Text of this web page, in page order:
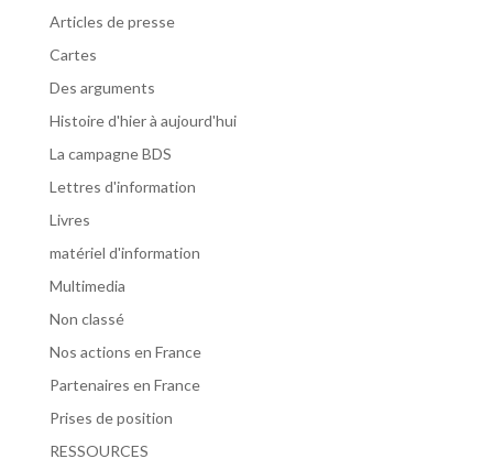
Articles de presse
Cartes
Des arguments
Histoire d'hier à aujourd'hui
La campagne BDS
Lettres d'information
Livres
matériel d'information
Multimedia
Non classé
Nos actions en France
Partenaires en France
Prises de position
RESSOURCES